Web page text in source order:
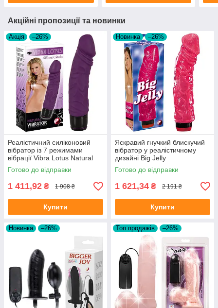
Акційні пропозиції та новинки
Акція –26%
Реалістичний силіконовий
вібратор із 7 режимами
вібрації Vibra Lotus Natural
Vibrator
Готово до відправки
1 411,92 ₴ 1 908 ₴
Купити
Новинка –26%
Яскравий гнучкий блискучий
вібратор у реалістичному
дизайні Big Jelly
Готово до відправки
1 621,34 ₴ 2 191 ₴
Купити
Новинка –26% Топ продажів –26%